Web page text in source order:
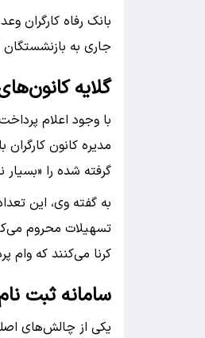
جاری به
گلایه
با وجود اعلام
گرفته شده را
به گفته وی، این
تسهیلات محروم
کرنا می‌کنند که وام
سامانه ثبت‌
یکی از چالش‌های